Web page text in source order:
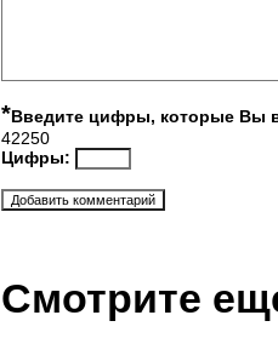
*Введите цифры, которые Вы
42250
Цифры:
Смотрите